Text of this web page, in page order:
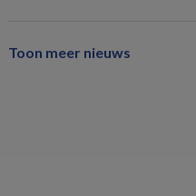
Toon meer nieuws